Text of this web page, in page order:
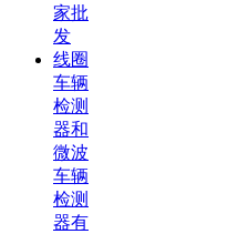
家批
发
线圈
车辆
检测
器和
微波
车辆
检测
器有